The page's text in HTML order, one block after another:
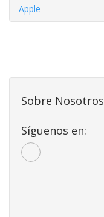
Apple
Sobre Nosotros
Síguenos en: